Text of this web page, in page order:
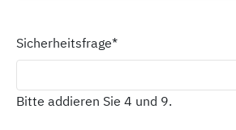
Sicherheitsfrage*
Bitte addieren Sie 4 und 9.